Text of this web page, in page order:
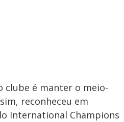
clube é manter o meio-
reconheceu em
International Champions